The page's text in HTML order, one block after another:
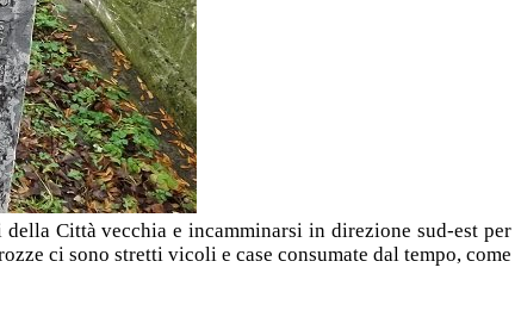
Città vecchia e incamminarsi in direzione sud-est per
ci sono stretti vicoli e case consumate dal tempo, come